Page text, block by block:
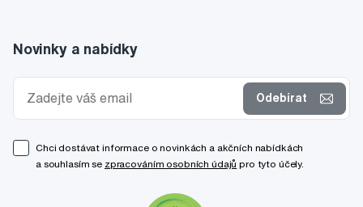
Novinky a nabídky
Odebírat
Chci dostávat informace o novinkách a akčních nabídkách
a souhlasím se zpracováním osobních údajů pro tyto účely.